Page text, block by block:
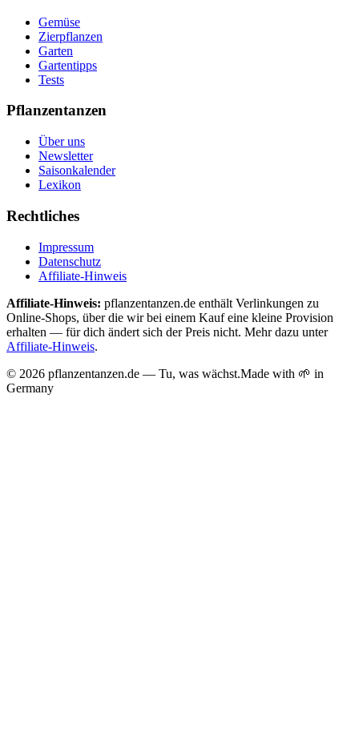
Gemüse
Zierpflanzen
Garten
Gartentipps
Tests
Pflanzentanzen
Über uns
Newsletter
Saisonkalender
Lexikon
Rechtliches
Impressum
Datenschutz
Affiliate-Hinweis
Affiliate-Hinweis: pflanzentanzen.de enthält Verlinkungen zu
Online-Shops, über die wir bei einem Kauf eine kleine Provision
erhalten — für dich ändert sich der Preis nicht. Mehr dazu unter
Affiliate-Hinweis.
© 2026 pflanzentanzen.de — Tu, was wächst.Made with 🌱 in
Germany